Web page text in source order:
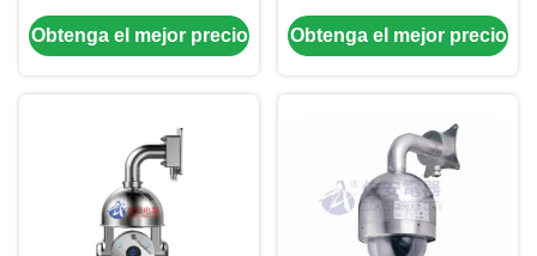
bóveda del acero de
700TVL 23X Marine
Obtenga el mejor precio
4MP Fix Explosion
Proof para la zona del
Obtenga el mejor precio